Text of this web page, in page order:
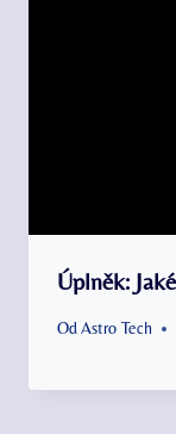
Úplněk:
Od Astro Tech